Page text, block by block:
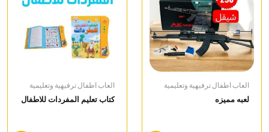
العاب اطفال ترفيهية وتعليمية
لعبه مميزه
العاب اطفال ترفيهية وتعليمية
كتاب تعليم المفردات للاطفال